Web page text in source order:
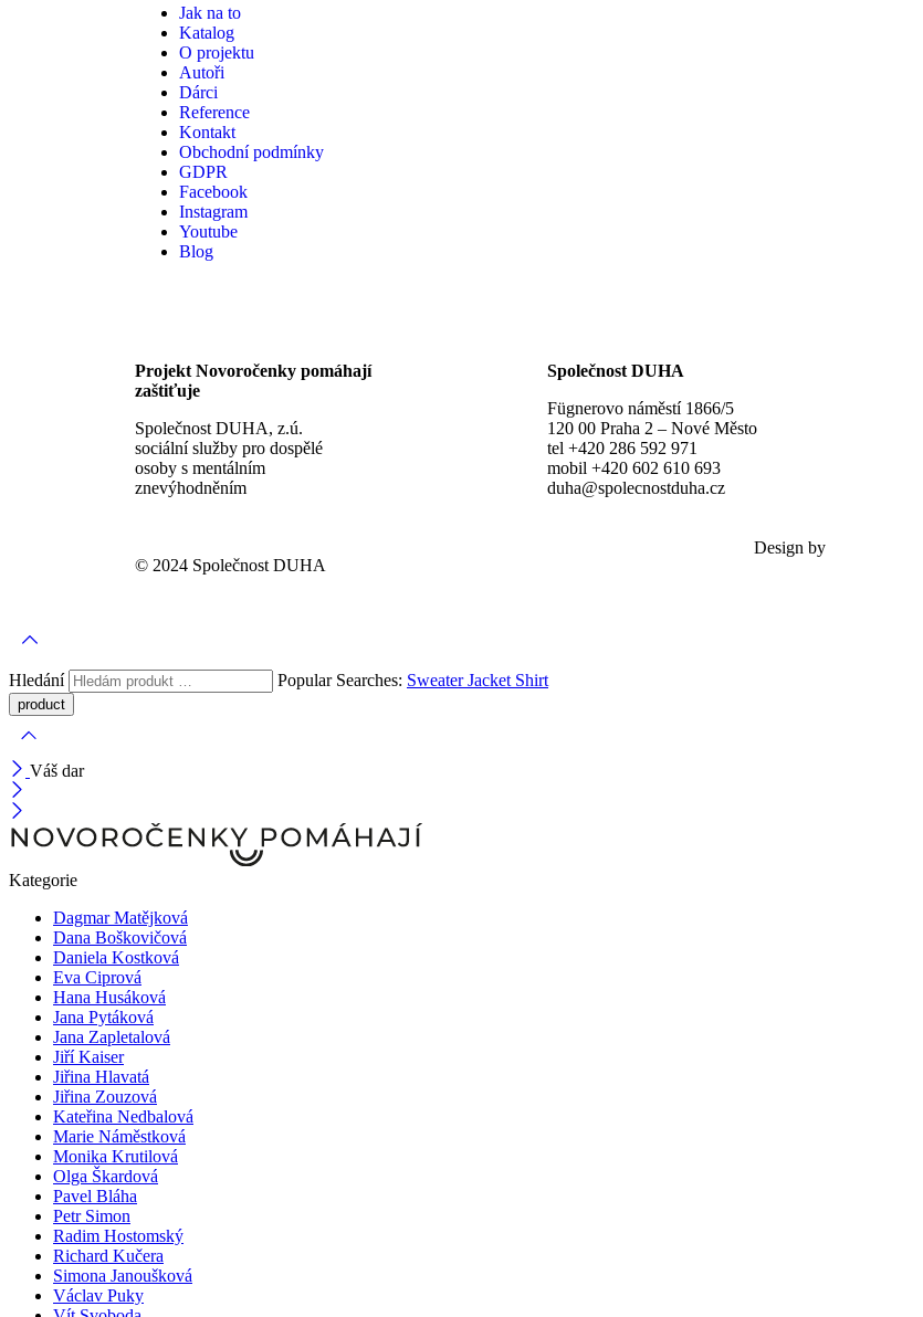
Jak na to
Katalog
O projektu
Autoři
Dárci
Reference
Kontakt
Obchodní podmínky
GDPR
Facebook
Instagram
Youtube
Blog
Projekt Novoročenky pomáhají
zaštiťuje
Společnost DUHA, z.ú.
sociální služby pro dospělé
osoby s mentálním
znevýhodněním
Společnost DUHA
Fügnerovo náměstí 1866/5
120 00 Praha 2 – Nové Město
tel +420 286 592 971
mobil +420 602 610 693
duha@spolecnostduha.cz
© 2024 Společnost DUHA
Design by
Hledání Popular Searches: SweaterJacket Shirt
Váš dar
Kategorie
Dagmar Matějková
Dana Boškovičová
Daniela Kostková
Eva Ciprová
Hana Husáková
Jana Pytáková
Jana Zapletalová
Jiří Kaiser
Jiřina Hlavatá
Jiřina Zouzová
Kateřina Nedbalová
Marie Náměstková
Monika Krutilová
Olga Škardová
Pavel Bláha
Petr Simon
Radim Hostomský
Richard Kučera
Simona Janoušková
Václav Puky